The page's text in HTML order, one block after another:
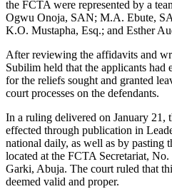
the FCTA were represented by a
Ogwu Onoja, SAN; M.A. Ebute,
K.O. Mustapha, Esq.; and Esther
After reviewing the affidavits and
Subilim held that the applicants had
for the reliefs sought and granted
court processes on the defendants.
In a ruling delivered on January 21,
effected through publication in
national daily, as well as by pasting
located at the FCTA Secretariat,
Garki, Abuja. The court ruled that
deemed valid and proper.